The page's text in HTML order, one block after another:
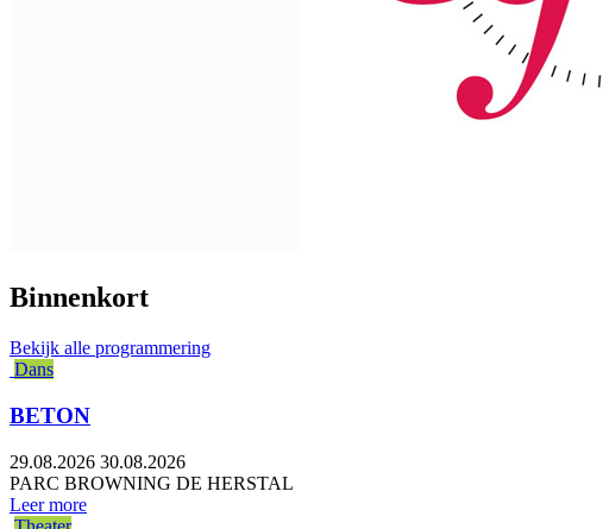
Binnenkort
Bekijk alle programmering
Dans
BETON
29.08.2026 30.08.2026
PARC BROWNING DE HERSTAL
Leer more